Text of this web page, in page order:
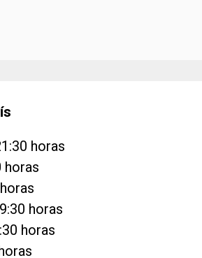
horas
horas
horas
horas